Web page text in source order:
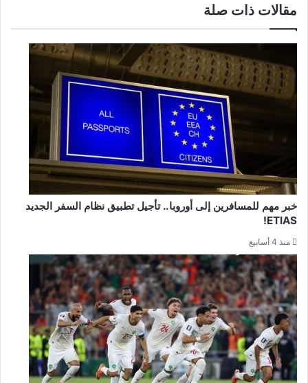
مقالات ذات صلة
خبر مهم للمسافرين إلى أوروبا.. تأجيل تطبيق نظام السفر الجديد
ETIAS!
منذ 4 أسابيع